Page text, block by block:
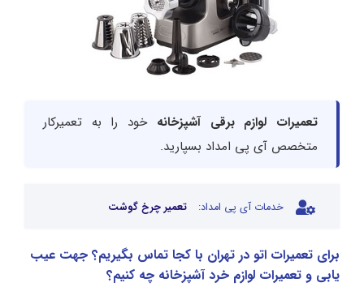
تعمیرات لوازم برقی آشپزخانه خود را به تعمیرکار
متخصص آی پی امداد بسپارید.
خدمات آی پی امداد: تعمیر چرخ گوشت
برای تعمیرات اتو در تهران با کجا تماس بگیریم؟ جهت عیب
یابی و تعمیرات لوازم خرد آشپزخانه چه کنیم؟